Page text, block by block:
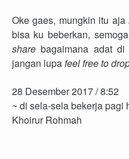
Oke gaes, mungkin itu aja
bisa ku beberkan,
share bagaimana adat
jangan lupafeel free to
28 Desember 2017 / 8:52
~ di sela-sela bekerja pagi
Khoirur Rohmah